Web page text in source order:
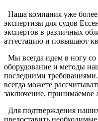
Наша компания уже
экспертизы для судов
экспертов в различных
аттестацию и повышают
Мы всегда идем в ногу
оборудование и методы
последними
всегда можете
заключение,
Для подтверждения
предоставить